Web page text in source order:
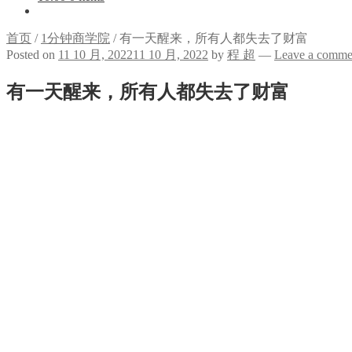
首页 / 1分钟商学院 /有一天醒来，所有人都失去了财富
Posted on 11 10 月, 202211 10 月, 2022 by 程 超 — Leave a
有一天醒来，所有人都失去了财富